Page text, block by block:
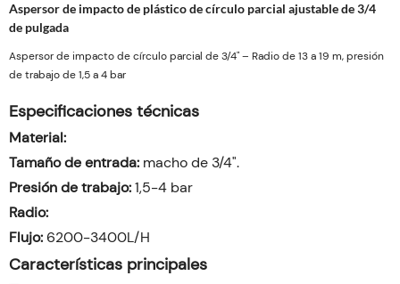
Aspersor de impacto de plástico de círculo parcial ajustable de 3/4
de pulgada
Aspersor de impacto de círculo parcial de 3/4" – Radio de 13 a 19 m, presión
de trabajo de 1,5 a 4 bar
Especificaciones técnicas
Material:
Tamaño de entrada: macho de 3/4".
Presión de trabajo:1,5-4 bar
Radio:
Flujo:6200-3400L/H
Características principales